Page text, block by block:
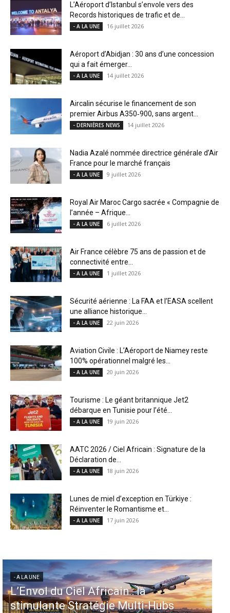
L’Aéroport d’Istanbul s’envole vers des
Records historiques de trafic et de...
- A LA UNE 16 juillet 2026
Aéroport d’Abidjan : 30 ans d’une concession
qui a fait émerger...
- A LA UNE 14 juillet 2026
Aircalin sécurise le financement de son
premier Airbus A350‑900, sans argent...
- DERNIÈRES NEWS 14 juillet 2026
Nadia Azalé nommée directrice générale d’Air
France pour le marché français
- A LA UNE 9 juillet 2026
Royal Air Maroc Cargo sacrée « Compagnie de
l’année – Afrique...
- A LA UNE 6 juillet 2026
Air France célèbre 75 ans de passion et de
connectivité entre...
- A LA UNE 1 juillet 2026
Sécurité aérienne : La FAA et l’EASA scellent
une alliance historique...
- A LA UNE 22 juin 2026
Aviation Civile : L’Aéroport de Niamey reste
100% opérationnel malgré les...
- A LA UNE 20 juin 2026
Tourisme : Le géant britannique Jet2
débarque en Tunisie pour l’été...
- A LA UNE 19 juin 2026
AATC 2026 / Ciel Africain : Signature de la
Déclaration de...
- A LA UNE 18 juin 2026
Lunes de miel d’exception en Türkiye :
Réinventer le Romantisme et...
- A LA UNE 17 juin 2026
- A LA UNE
Aéroports US : les États-Unis
injectent 870 millions de dollars